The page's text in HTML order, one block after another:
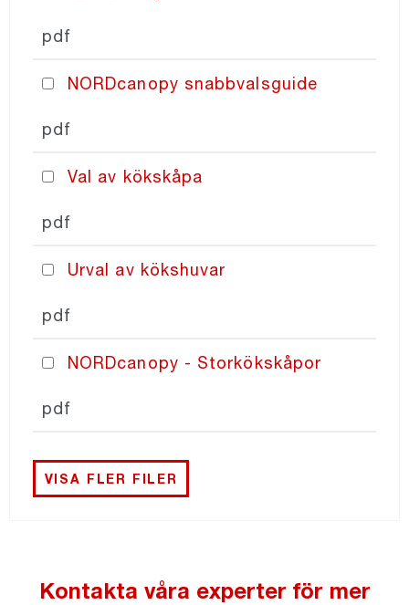
pdf
NORDcanopy snabbvalsguide
pdf
Val av kökskåpa
pdf
Urval av kökshuvar
pdf
NORDcanopy - Storkökskåpor
pdf
VISA FLER FILER
Kontakta våra experter för mer